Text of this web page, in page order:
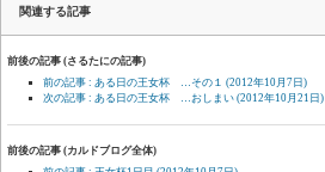
関連する記事
前後の記事 (さるたにの記事)
前の記事 : ある日の王女杯 …その１ (2012年10月7日)
次の記事 : ある日の王女杯 …おしまい (2012年10月21日)
前後の記事 (カルドブログ全体)